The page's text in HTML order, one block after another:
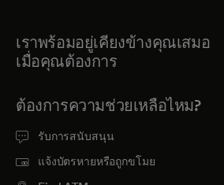
เราพร้อมอยู่เคียงข้างคุณเสมอ
เมื่อคุณต้องการ
ต้องการความช่วยเหลือไหม?
รับการสนับสนุน
แจ้งบัตรหายหรือถูกขโมย